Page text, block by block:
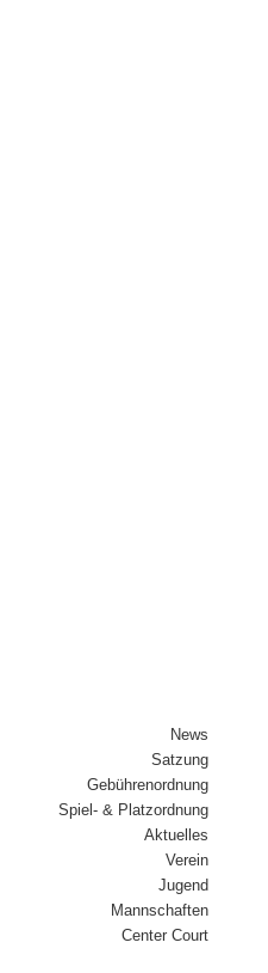
News
Sat­zung
Gebüh­ren­ord­nung
Spiel- & Platz­ord­nung
Aktu­el­les
Ver­ein
Jugend
Mann­schaf­ten
Cen­ter Court